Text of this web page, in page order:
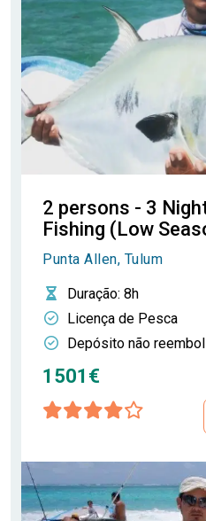
2 persons - 3
Fishing (Low
Punta Allen, Tulum
Duração: 8h
Licença de Pesca
Depósito não
1501€